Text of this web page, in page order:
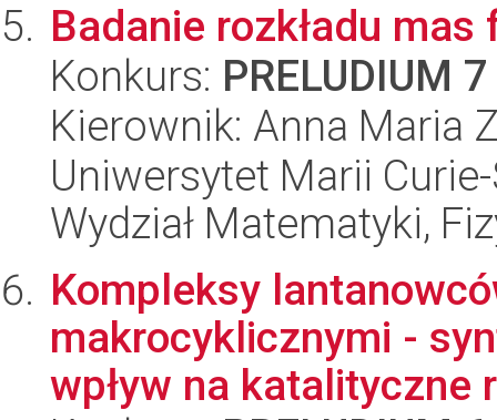
Badanie rozkładu
Konkurs: PRELUDIUM 7
Kierownik: Anna Maria
Uniwersytet Marii
Wydział Matematyki,
Kompleksy
makrocyklicznymi -
wpływ na katalityczne